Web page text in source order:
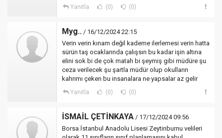
Yanıtla (0) (0)
Myg.. / 16/12/2024 22:15
Verin verin kınam değil kademe ilerlemesi verin hatta
sürün taş ocaklarında çalışsın bu kadar işin altına
elini sok bi de çok matah bi şeymiş gibi müdüre şu
ceza verilecek şu şartla müdür olup okulların
kahrımı çeken bu insanalara ne yapsalar az gelir
Yanıtla (0) (0)
İSMAİL ÇETİNKAYA / 17/12/2024 09:56
Borsa İstanbul Anadolu Lisesi Zeytinburnu velileri